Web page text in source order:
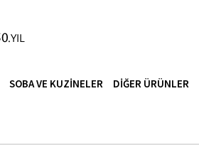
SOBA VE KUZINELER DIĞER ÜRÜNLER